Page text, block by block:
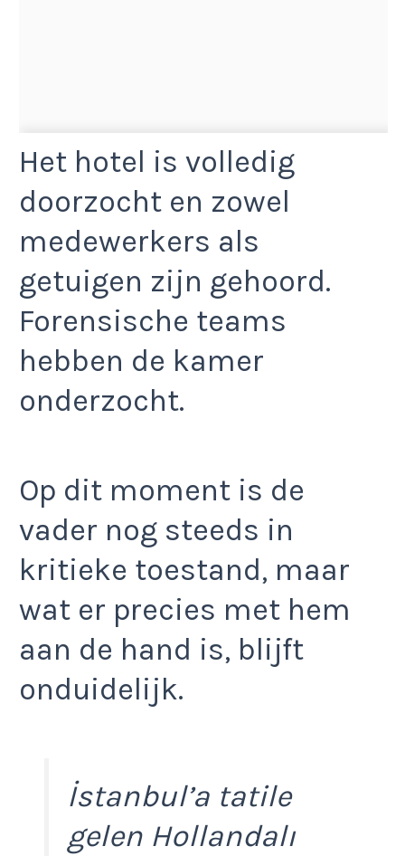
Het hotel is volledig
doorzocht en zowel
medewerkers als
getuigen zijn gehoord.
Forensische teams
hebben de kamer
onderzocht.
Op dit moment is de
vader nog steeds in
kritieke toestand, maar
wat er precies met hem
aan de hand is, blijft
onduidelijk.
İstanbul’a tatile
gelen Hollandalı